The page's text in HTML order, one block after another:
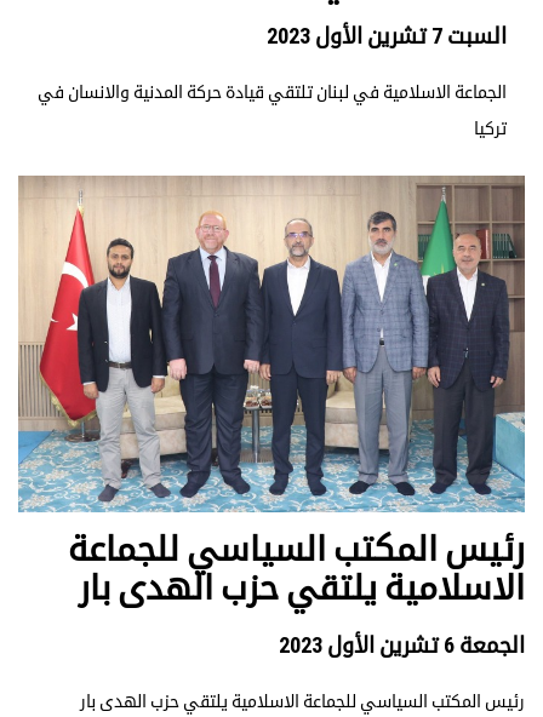
السبت 7 تشرين الأول 2023
الجماعة الاسلامية في لبنان تلتقي قيادة حركة المدنية والانسان في
تركيا
رئيس المكتب السياسي للجماعة
الاسلامية يلتقي حزب الهدى بار
الجمعة 6 تشرين الأول 2023
رئيس المكتب السياسي للجماعة الاسلامية يلتقي حزب الهدى بار